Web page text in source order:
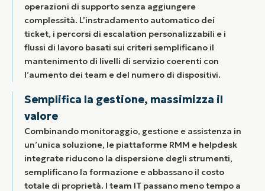
operazioni di supporto senza aggiungere
complessità. L’instradamento automatico dei
ticket, i percorsi di escalation personalizzabili e i
flussi di lavoro basati sui criteri semplificano il
mantenimento di livelli di servizio coerenti con
l’aumento dei team e del numero di dispositivi.
Semplifica la gestione, massimizza il
valore
Combinando monitoraggio, gestione e assistenza in
un’unica soluzione, le piattaforme RMM e helpdesk
integrate riducono la dispersione degli strumenti,
semplificano la formazione e abbassano il costo
totale di proprietà. I team IT passano meno tempo a